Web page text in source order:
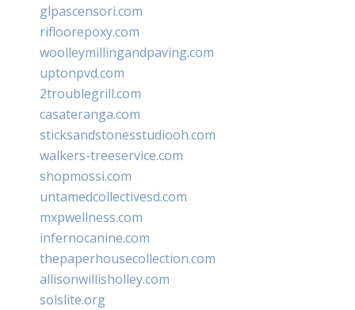
glpascensori.com
rifloorepoxy.com
woolleymillingandpaving.com
uptonpvd.com
2troublegrill.com
casateranga.com
sticksandstonesstudiooh.com
walkers-treeservice.com
shopmossi.com
untamedcollectivesd.com
mxpwellness.com
infernocanine.com
thepaperhousecollection.com
allisonwillisholley.com
solslite.org